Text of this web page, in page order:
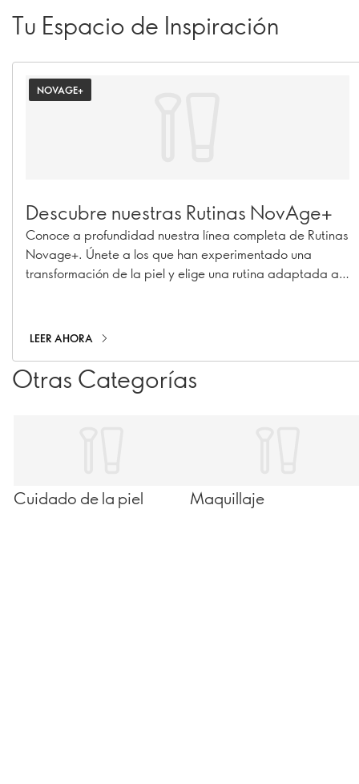
Tu Espacio de Inspiración
NOVAGE+
Descubre nuestras Rutinas NovAge+
Conoce a profundidad nuestra línea completa de Rutinas
Novage+. Únete a los que han experimentado una
transformación de la piel y elige una rutina adaptada a
LEER AHORA
Otras Categorías
Cuidado de la piel Maquillaje